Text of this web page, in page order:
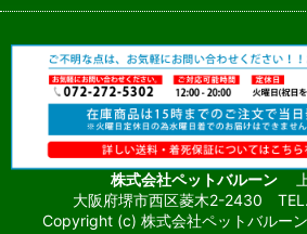
株式会社ペットバルーン
大阪府堺市西区菱木2-2430
Copyright (c) 株式会社ペットバルー